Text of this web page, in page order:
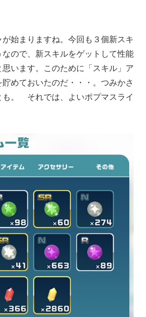
始まりますね。今回も３個新スキ
なので、新スキルをゲットして性能
います。このために「スキル」ア
めておいたのだ・・・。つみかさ
も。 それでは、よいポプマスライ